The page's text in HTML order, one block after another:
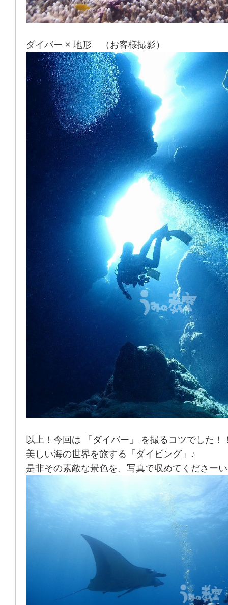
ダイバー × 地形 （お客様撮影）
以上！今回は 「ダイバー」 を撮るコツでした！
美しい海の世界を旅する「ダイビング」♪
是非その素敵な景色を、写真で収めてくださーい